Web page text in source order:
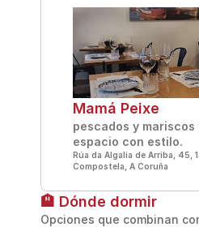
Mamá Peixe
pescados y
espacio con estilo.
Rúa da Algalia de Arriba, 45,
Compostela, A Coruña
🏨 Dónde dormir
Opciones que combinan